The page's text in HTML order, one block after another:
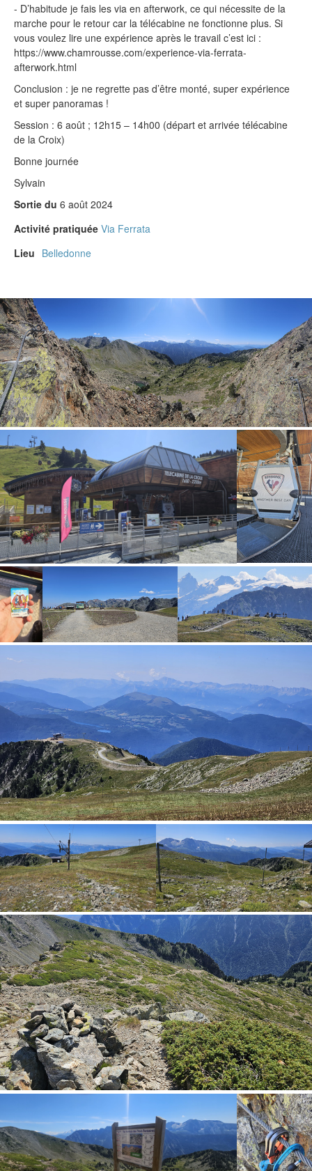
- D’habitude je fais les via en afterwork, ce qui nécessite de la
marche pour le retour car la télécabine ne fonctionne plus. Si
vous voulez lire une expérience après le travail c’est ici :
https://www.chamrousse.com/experience-via-ferrata-
afterwork.html
Conclusion : je ne regrette pas d’être monté, super expérience
et super panoramas !
Session : 6 août ; 12h15 – 14h00 (départ et arrivée télécabine
de la Croix)
Bonne journée
Sylvain
Sortie du 6 août 2024
Activité pratiquée Via Ferrata
Lieu Belledonne